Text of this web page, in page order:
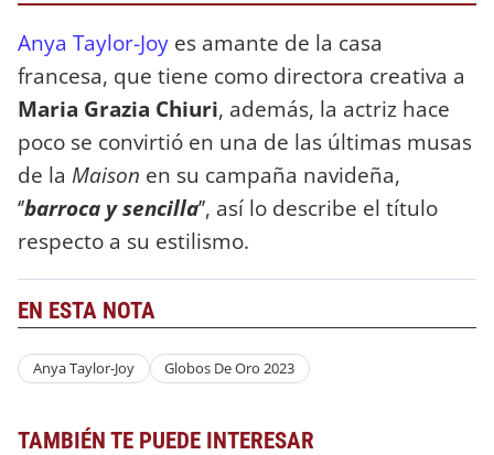
Anya Taylor-Joy es amante de la casa
francesa, que tiene como directora creativa a
Maria Grazia Chiuri, además, la actriz hace
poco se convirtió en una de las últimas musas
de la Maison en su campaña navideña,
‘’barroca y sencilla’’, así lo describe el título
respecto a su estilismo.
EN ESTA NOTA
Anya Taylor-Joy Globos De Oro 2023
TAMBIÉN TE PUEDE INTERESAR